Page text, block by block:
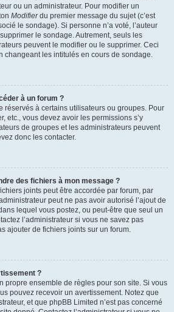
ou un administrateur. Pour modifier un
Modifierdu premier message du sujet (c’est
le sondage). Si personne n’a voté, l’auteur
le sondage. Autrement, seuls les
peuvent le modifier ou le supprimer. Ceci
changeant les intitulés en cours de sondage.
à un forum ?
réservés à certains utilisateurs ou groupes. Pour
etc., vous devez avoir les permissions s’y
de groupes et les administrateurs peuvent
donc les contacter.
des fichiers à mon message ?
joints peut être accordée par forum, par
peut ne pas avoir autorisé l’ajout de
lequel vous postez, ou peut-être que seul un
l’administrateur si vous ne savez pas
ajouter de fichiers joints sur un forum.
?
propre ensemble de règles pour son site. Si vous
pouvez recevoir un avertissement. Notez que
et que phpBB Limited n’est pas concerné